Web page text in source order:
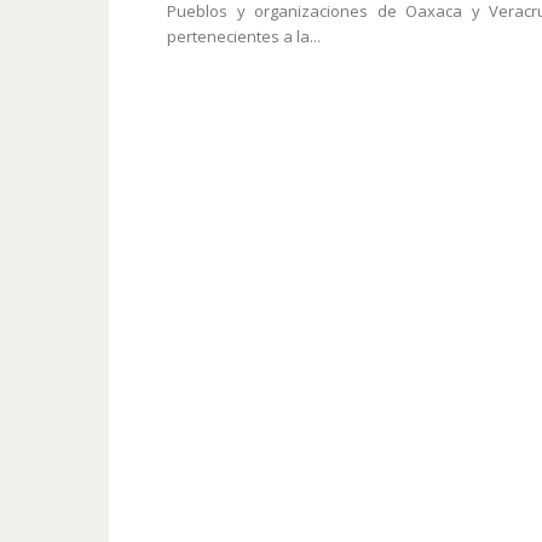
Pueblos y organizaciones de Oaxaca y
pertenecientes a la...